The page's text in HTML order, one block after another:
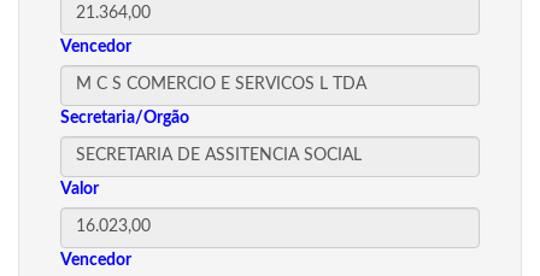
Vencedor
Secretaria/Orgão
Valor
Vencedor